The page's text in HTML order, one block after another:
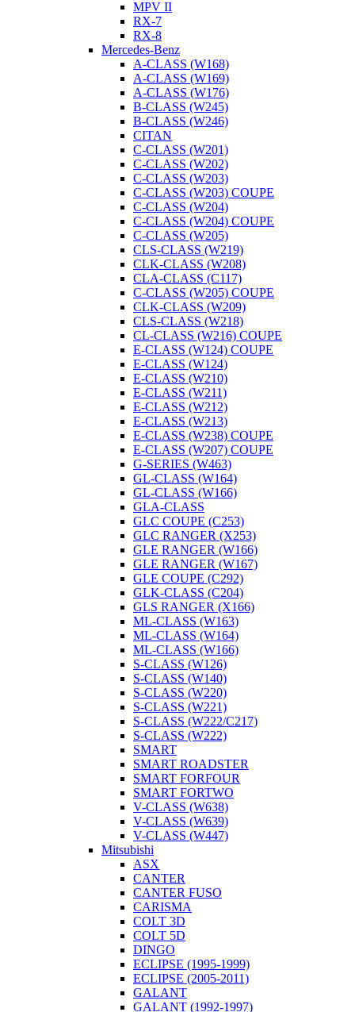
MPV II
RX-7
RX-8
Mercedes-Benz
A-CLASS (W168)
A-CLASS (W169)
A-CLASS (W176)
B-CLASS (W245)
B-CLASS (W246)
CITAN
C-CLASS (W201)
C-CLASS (W202)
C-CLASS (W203)
C-CLASS (W203) COUPE
C-CLASS (W204)
C-CLASS (W204) COUPE
C-CLASS (W205)
CLS-CLASS (W219)
CLK-CLASS (W208)
CLA-CLASS (C117)
C-CLASS (W205) COUPE
CLK-CLASS (W209)
CLS-CLASS (W218)
CL-CLASS (W216) COUPE
E-CLASS (W124) СOUPE
E-CLASS (W124)
E-CLASS (W210)
E-CLASS (W211)
E-CLASS (W212)
E-CLASS (W213)
E-CLASS (W238) COUPE
E-CLASS (W207) COUPE
G-SERIES (W463)
GL-CLASS (W164)
GL-CLASS (W166)
GLA-CLASS
GLC COUPE (C253)
GLC RANGER (X253)
GLE RANGER (W166)
GLE RANGER (W167)
GLE COUPE (C292)
GLK-CLASS (С204)
GLS RANGER (X166)
ML-CLASS (W163)
ML-CLASS (W164)
ML-CLASS (W166)
S-CLASS (W126)
S-CLASS (W140)
S-CLASS (W220)
S-CLASS (W221)
S-CLASS (W222/C217)
S-CLASS (W222)
SMART
SMART ROADSTER
SMART FORFOUR
SMART FORTWO
V-CLASS (W638)
V-CLASS (W639)
V-CLASS (W447)
Mitsubishi
ASX
CANTER
CANTER FUSO
CARISMA
COLT 3D
COLT 5D
DINGO
ECLIPSE (1995-1999)
ECLIPSE (2005-2011)
GALANT
GALANT (1992-1997)